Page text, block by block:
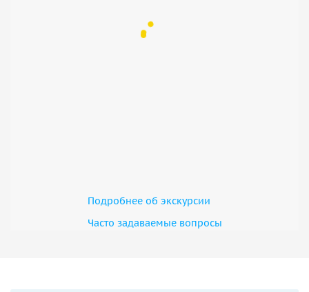
Подробнее об экскурсии
Часто задаваемые вопросы